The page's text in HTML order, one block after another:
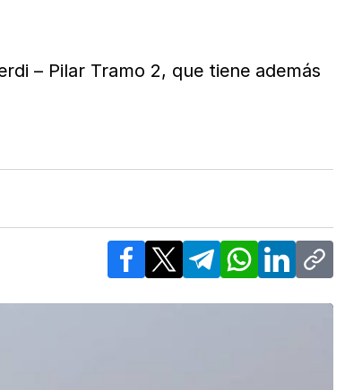
– Pilar Tramo 2, que tiene además
Facebook
X TelegramWhatsApp
LinkedInCopy